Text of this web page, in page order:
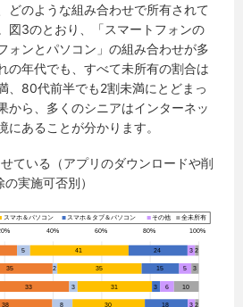
どのような組み合わせで所有されて
図3のとおり、「スマートフォンの
ォンとパソコン」の組み合わせが多
の年代でも、すべて未所有の割合は
、80代前半でも2割未満にとどまっ
から、多くのシニアはインターネッ
にあることが分かります。
ている（アプリのダウンロードや削
の実施可否別）